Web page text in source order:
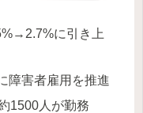
に引き上
障害者雇用を推進
1500人が勤務